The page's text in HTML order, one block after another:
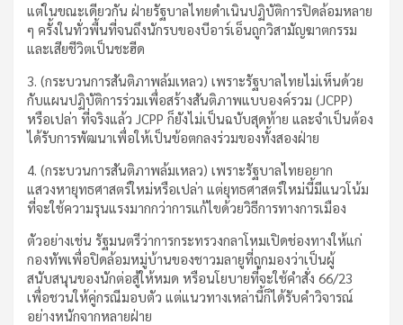
แต่ในขณะเดียวกัน ฝ่ายรัฐบาลไทยดำเนินปฏิบัติการปิดล้อมหลาย
ๆ ครั้งในทั่วพื้นที่จนถึงนักรบของบีอาร์เอ็นถูกวิสามัญฆาตกรรม
และเสียชีวิตเป็นชะฮีด
3. (กระบวนการสันติภาพล้มเหลว) เพราะรัฐบาลไทยไม่เห็นด้วย
กับแผนปฏิบัติการร่วมเพื่อสร้างสันติภาพแบบองค์รวม (JCPP)
หรือเปล่า ที่จริงแล้ว JCPP ก็ยังไม่เป็นฉบับสุดท้าย และจำเป็นต้อง
ได้รับการพัฒนาเพื่อให้เป็นข้อตกลงร่วมของทั้งสองฝ่าย
4. (กระบวนการสันติภาพล้มเหลว) เพราะรัฐบาลไทยอยาก
แสวงหายุทธศาสตร์ใหม่หรือเปล่า แต่ยุทธศาสตร์ใหม่นี้มีแนวโน้ม
ที่จะใช้ความรุนแรงมากกว่าการแก้ไขด้วยวิธีการทางการเมือง
ตัวอย่างเช่น รัฐมนตรีว่าการกระทรวงกลาโหมเปิดช่องทางให้แก่
กองทัพเพื่อปิดล้อมหมู่บ้านของชาวมลายูที่ถูกมองว่าเป็นผู้
สนับสนุนของนักต่อสู้ให้หมด หรือนโยบายที่จะใช้คำสั่ง 66/23
เพื่อชวนให้คู่กรณีมอบตัว แต่แนวทางเหล่านี้ก็ได้รับคำวิจารณ์
อย่างหนักจากหลายฝ่าย